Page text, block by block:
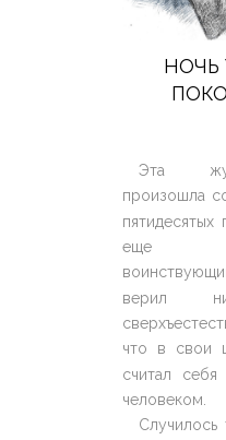
НОЧЬ
Эта
произошла
пятидесятых
еще
верил
что в свои
считал
человеком.